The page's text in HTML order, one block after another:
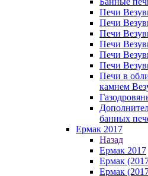
Печи
Печи
Печи
Печи
Печи
Печи
Печи в
камнем
банных
Ермак 2017
Назад
Ермак 2017
Ермак
Ермак